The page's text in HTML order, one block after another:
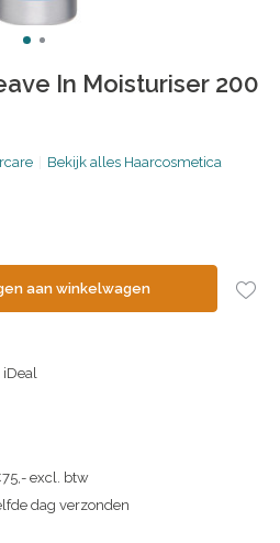
In Moisturiser 200
Bekijk alles Haarcosmetica
aan winkelwagen
excl. btw
dag verzonden